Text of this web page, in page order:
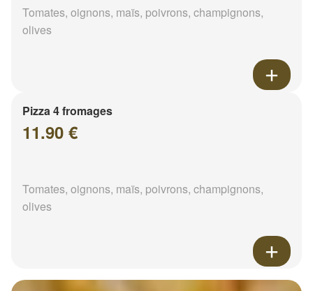
Tomates, oignons, maïs, poivrons, champignons,
olives
Pizza 4 fromages
11.90 €
Tomates, oignons, maïs, poivrons, champignons,
olives